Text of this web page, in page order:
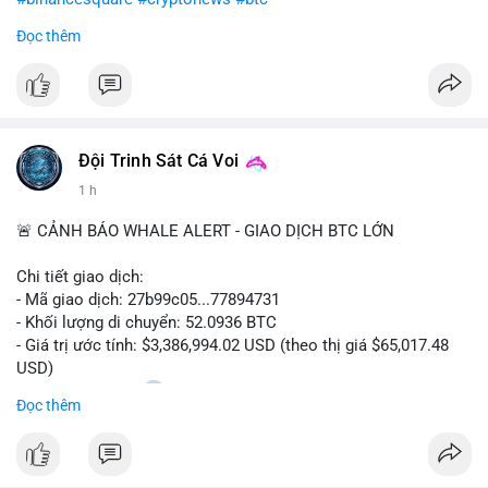
$btc
#vlikevn #titanbot
Đọc thêm
Đội Trinh Sát Cá Voi
1 h
🚨 CẢNH BÁO WHALE ALERT - GIAO DỊCH BTC LỚN
Chi tiết giao dịch:
- Mã giao dịch: 27b99c05...77894731
- Khối lượng di chuyển: 52.0936 BTC
- Giá trị ước tính: $3,386,994.02 USD (theo thị giá $65,017.48
USD)
- Thời gian: 10:20
Nhận định phân tích hành vi của Cá voi dựa trên giao dịch này:
Khối lượng 52.09 BTC tương đương 3.38 triệu USD được
Đọc thêm